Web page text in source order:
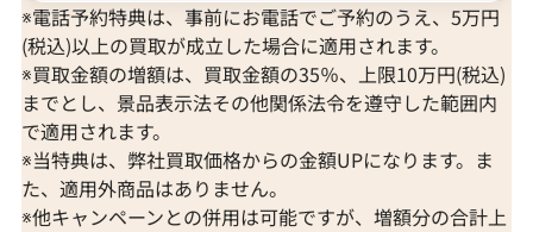
※電話予約特典は、事前にお電話でご予約のうえ、5万円
(税込)以上の買取が成立した場合に適用されます。
※買取金額の増額は、買取金額の35％、上限10万円(税込)
までとし、景品表示法その他関係法令を遵守した範囲内
で適用されます。
※当特典は、弊社買取価格からの金額UPになります。ま
た、適用外商品はありません。
※他キャンペーンとの併用は可能ですが、増額分の合計上